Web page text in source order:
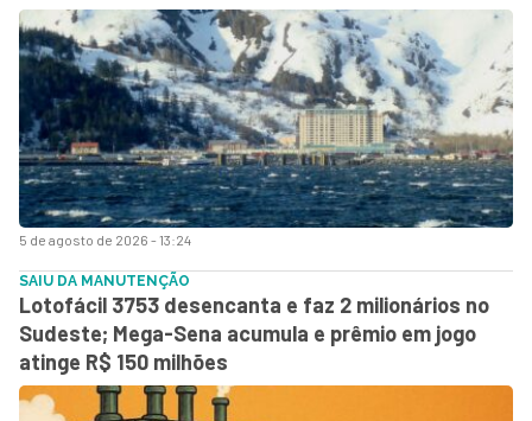
5 de agosto de 2026 - 13:24
SAIU DA MANUTENÇÃO
Lotofácil 3753 desencanta e faz 2 milionários no
Sudeste; Mega-Sena acumula e prêmio em jogo
atinge R$ 150 milhões